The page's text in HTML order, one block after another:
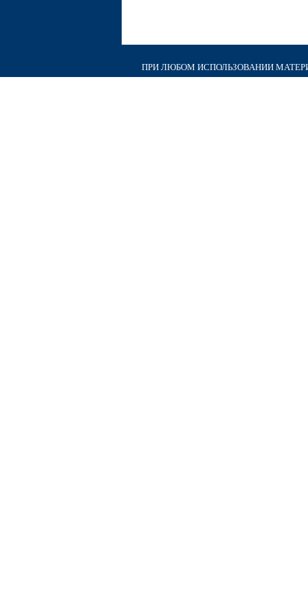
ПРИ ЛЮБОМ ИСПОЛЬЗОВАНИИ